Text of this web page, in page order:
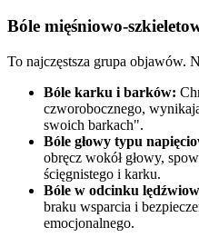
Bóle mięśniowo-
To najczęstsza grupa objawów.
Bóle karku i barków:
czworobocznego,
swoich barkach".
Bóle głowy typu
obręcz wokół głowy,
ścięgnistego i karku.
Bóle w odcinku
braku wsparcia i
emocjonalnego.